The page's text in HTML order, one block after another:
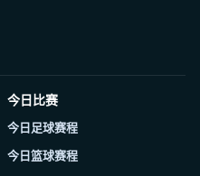
今日比赛
今日足球赛程
今日篮球赛程